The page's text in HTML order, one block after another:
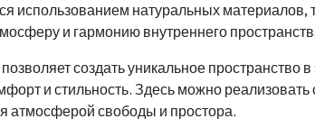
использованием натуральных материалов,
и гармонию внутреннего
создать уникальное пространство
и стильность. Здесь можно
атмосферой свободы и простора.